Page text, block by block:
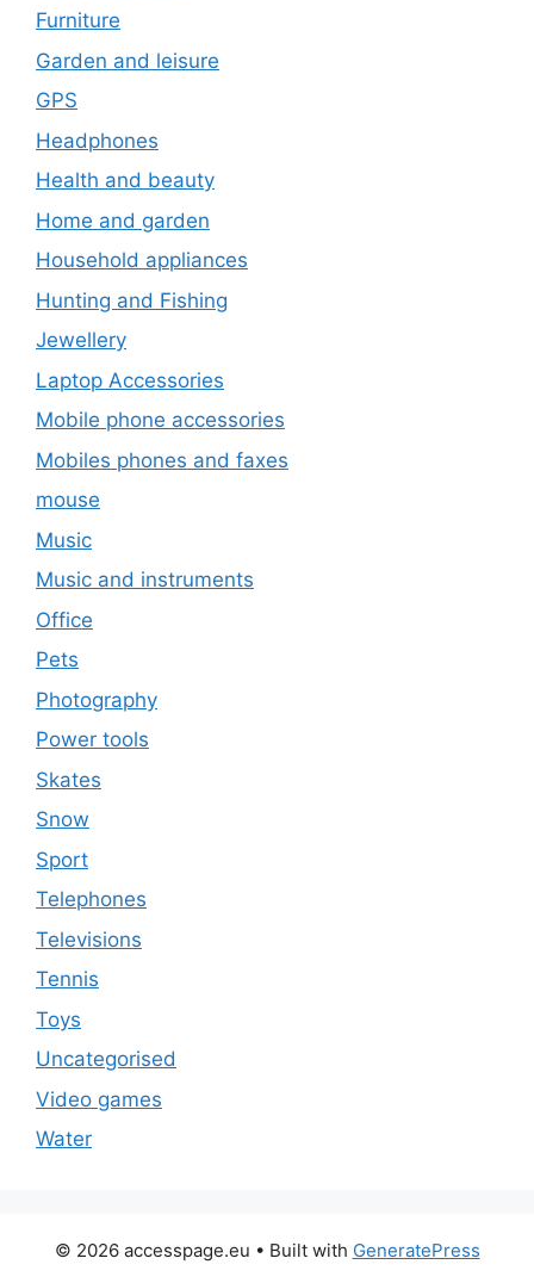
Furniture
Garden and leisure
GPS
Headphones
Health and beauty
Home and garden
Household appliances
Hunting and Fishing
Jewellery
Laptop Accessories
Mobile phone accessories
Mobiles phones and faxes
mouse
Music
Music and instruments
Office
Pets
Photography
Power tools
Skates
Snow
Sport
Telephones
Televisions
Tennis
Toys
Uncategorised
Video games
Water
© 2026 accesspage.eu • Built with GeneratePress